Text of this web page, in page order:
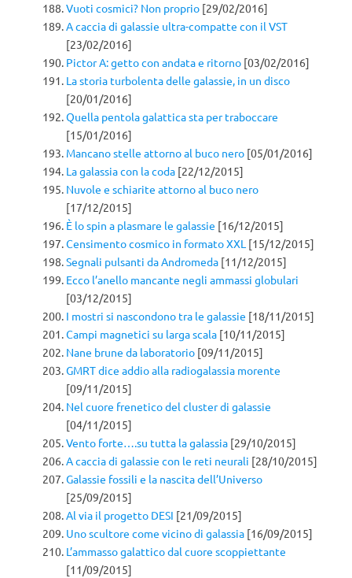
Vuoti cosmici? Non proprio [29/02/2016]
A caccia di galassie ultra-compatte con il VST
[23/02/2016]
Pictor A: getto con andata e ritorno [03/02/2016]
La storia turbolenta delle galassie, in un disco
[20/01/2016]
Quella pentola galattica sta per traboccare
[15/01/2016]
Mancano stelle attorno al buco nero [05/01/2016]
La galassia con la coda [22/12/2015]
Nuvole e schiarite attorno al buco nero
[17/12/2015]
È lo spin a plasmare le galassie [16/12/2015]
Censimento cosmico in formato XXL [15/12/2015]
Segnali pulsanti da Andromeda [11/12/2015]
Ecco l’anello mancante negli ammassi globulari
[03/12/2015]
I mostri si nascondono tra le galassie [18/11/2015]
Campi magnetici su larga scala [10/11/2015]
Nane brune da laboratorio [09/11/2015]
GMRT dice addio alla radiogalassia morente
[09/11/2015]
Nel cuore frenetico del cluster di galassie
[04/11/2015]
Vento forte….su tutta la galassia [29/10/2015]
A caccia di galassie con le reti neurali [28/10/2015]
Galassie fossili e la nascita dell’Universo
[25/09/2015]
Al via il progetto DESI [21/09/2015]
Uno scultore come vicino di galassia [16/09/2015]
L’ammasso galattico dal cuore scoppiettante
[11/09/2015]